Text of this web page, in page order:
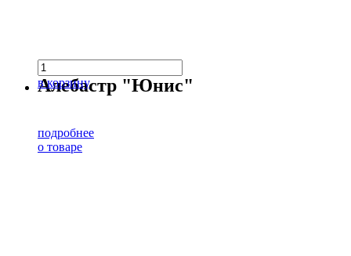
в корзину
Алебастр "Юнис"
подробнее
о товаре